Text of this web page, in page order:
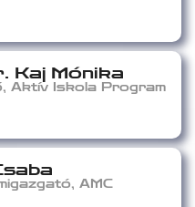
Kaj Mónika
Aktív Iskola Program
AMC